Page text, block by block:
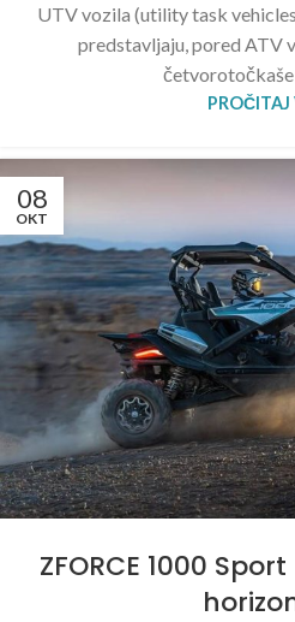
UTV vozila (utility task
predstavljaju, pored ATV
četvorotočkaše
PROČITAJ
08
OKT
ZFORCE 1000